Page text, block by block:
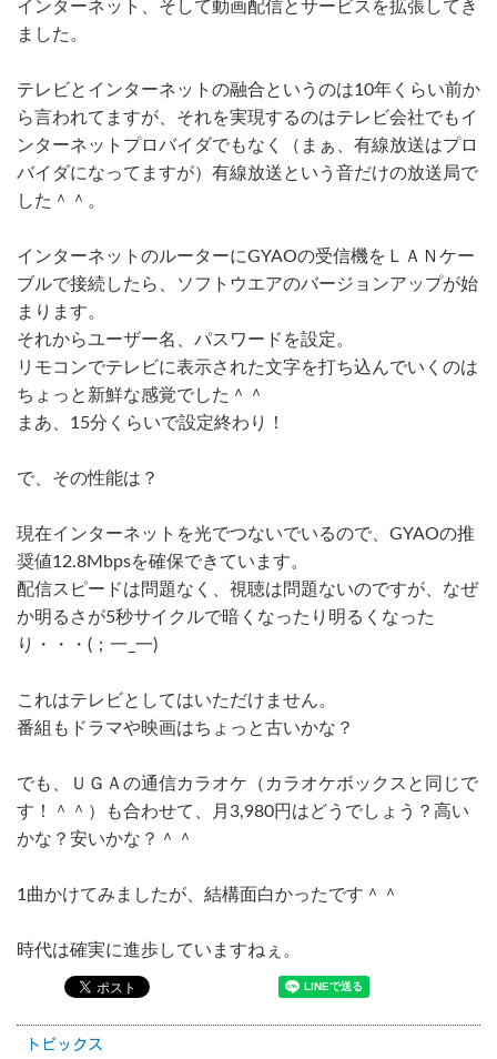
インターネット、そして動画配信とサービスを拡張してき
ました。
テレビとインターネットの融合というのは10年くらい前か
ら言われてますが、それを実現するのはテレビ会社でもイ
ンターネットプロバイダでもなく（まぁ、有線放送はプロ
バイダになってますが）有線放送という音だけの放送局で
した＾＾。
インターネットのルーターにGYAOの受信機をＬＡＮケー
ブルで接続したら、ソフトウエアのバージョンアップが始
まります。
それからユーザー名、パスワードを設定。
リモコンでテレビに表示された文字を打ち込んでいくのは
ちょっと新鮮な感覚でした＾＾
まあ、15分くらいで設定終わり！
で、その性能は？
現在インターネットを光でつないでいるので、GYAOの推
奨値12.8Mbpsを確保できています。
配信スピードは問題なく、視聴は問題ないのですが、なぜ
か明るさが5秒サイクルで暗くなったり明るくなった
り・・・(；一_一)
これはテレビとしてはいただけません。
番組もドラマや映画はちょっと古いかな？
でも、ＵＧＡの通信カラオケ（カラオケボックスと同じで
す！＾＾）も合わせて、月3,980円はどうでしょう？高い
かな？安いかな？＾＾
1曲かけてみましたが、結構面白かったです＾＾
時代は確実に進歩していますねぇ。
トピックス